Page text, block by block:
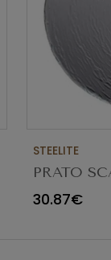
STEELITE
PRATO
30.87€